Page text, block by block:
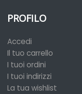
PROFILO
Accedi
Il tuo carrello
I tuoi ordini
I tuoi indirizzi
La tua wishlist